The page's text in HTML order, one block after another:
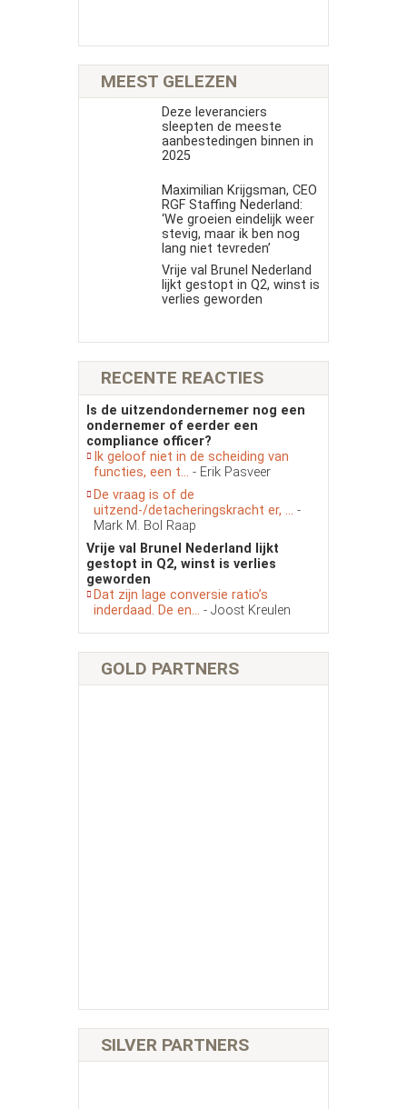
MEEST GELEZEN
Deze leveranciers
sleepten de meeste
aanbestedingen binnen in
2025
Maximilian Krijgsman, CEO
RGF Staffing Nederland:
‘We groeien eindelijk weer
stevig, maar ik ben nog
lang niet tevreden’
Vrije val Brunel Nederland
lijkt gestopt in Q2, winst is
verlies geworden
RECENTE REACTIES
Is de uitzendondernemer nog een
ondernemer of eerder een
compliance officer?
Ik geloof niet in de scheiding van
functies, een t... - Erik Pasveer
De vraag is of de
uitzend-/detacheringskracht er, ... -
Mark M. Bol Raap
Vrije val Brunel Nederland lijkt
gestopt in Q2, winst is verlies
geworden
Dat zijn lage conversie ratio’s
inderdaad. De en... - Joost Kreulen
GOLD PARTNERS
SILVER PARTNERS